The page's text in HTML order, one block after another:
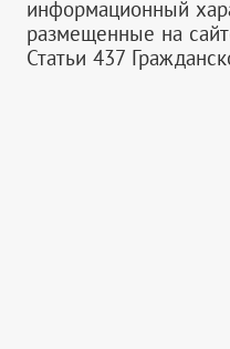
информационный
размещенные на
Статьи 437